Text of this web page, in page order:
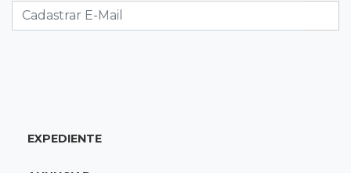
lugar no Brasileirão
18:33Em 2022
EXPEDIENTE